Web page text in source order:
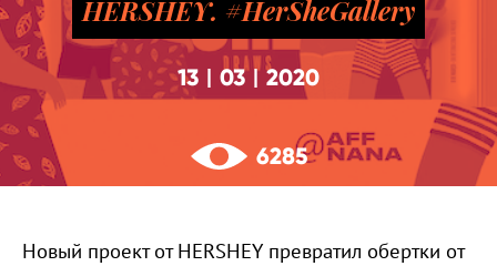
HERSHEY. #HerSheGallery
13 03 | 2020
6285
Новый проект от HERSHEY превратил обертки от